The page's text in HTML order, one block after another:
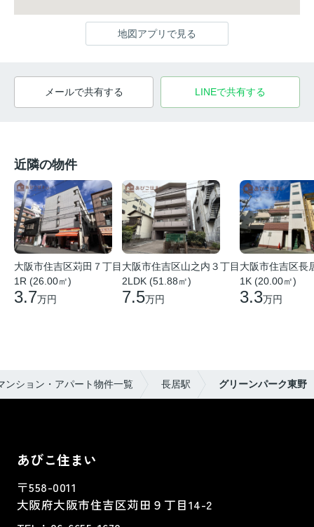
地図アプリで見る
メールで共有する LINEで共有する
近隣の物件
大阪市住吉区苅田７丁目
1R (26.00㎡)
3.7万円
大阪市住吉区山之内３丁目
2LDK (51.88㎡)
7.5万円
大阪市住吉区長
1K (20.00㎡)
3.3万円
ンション・アパート物件一覧 長居駅 グリーンパーク東野
あびこ住まい
〒558-0011
大阪府大阪市住吉区苅田９丁目14-2